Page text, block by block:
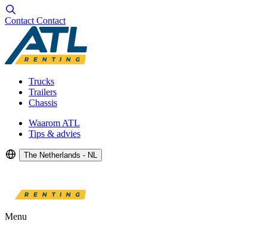
Contact Contact
Trucks
Trailers
Chassis
Waarom ATL
Tips & advies
The Netherlands - NL
Menu